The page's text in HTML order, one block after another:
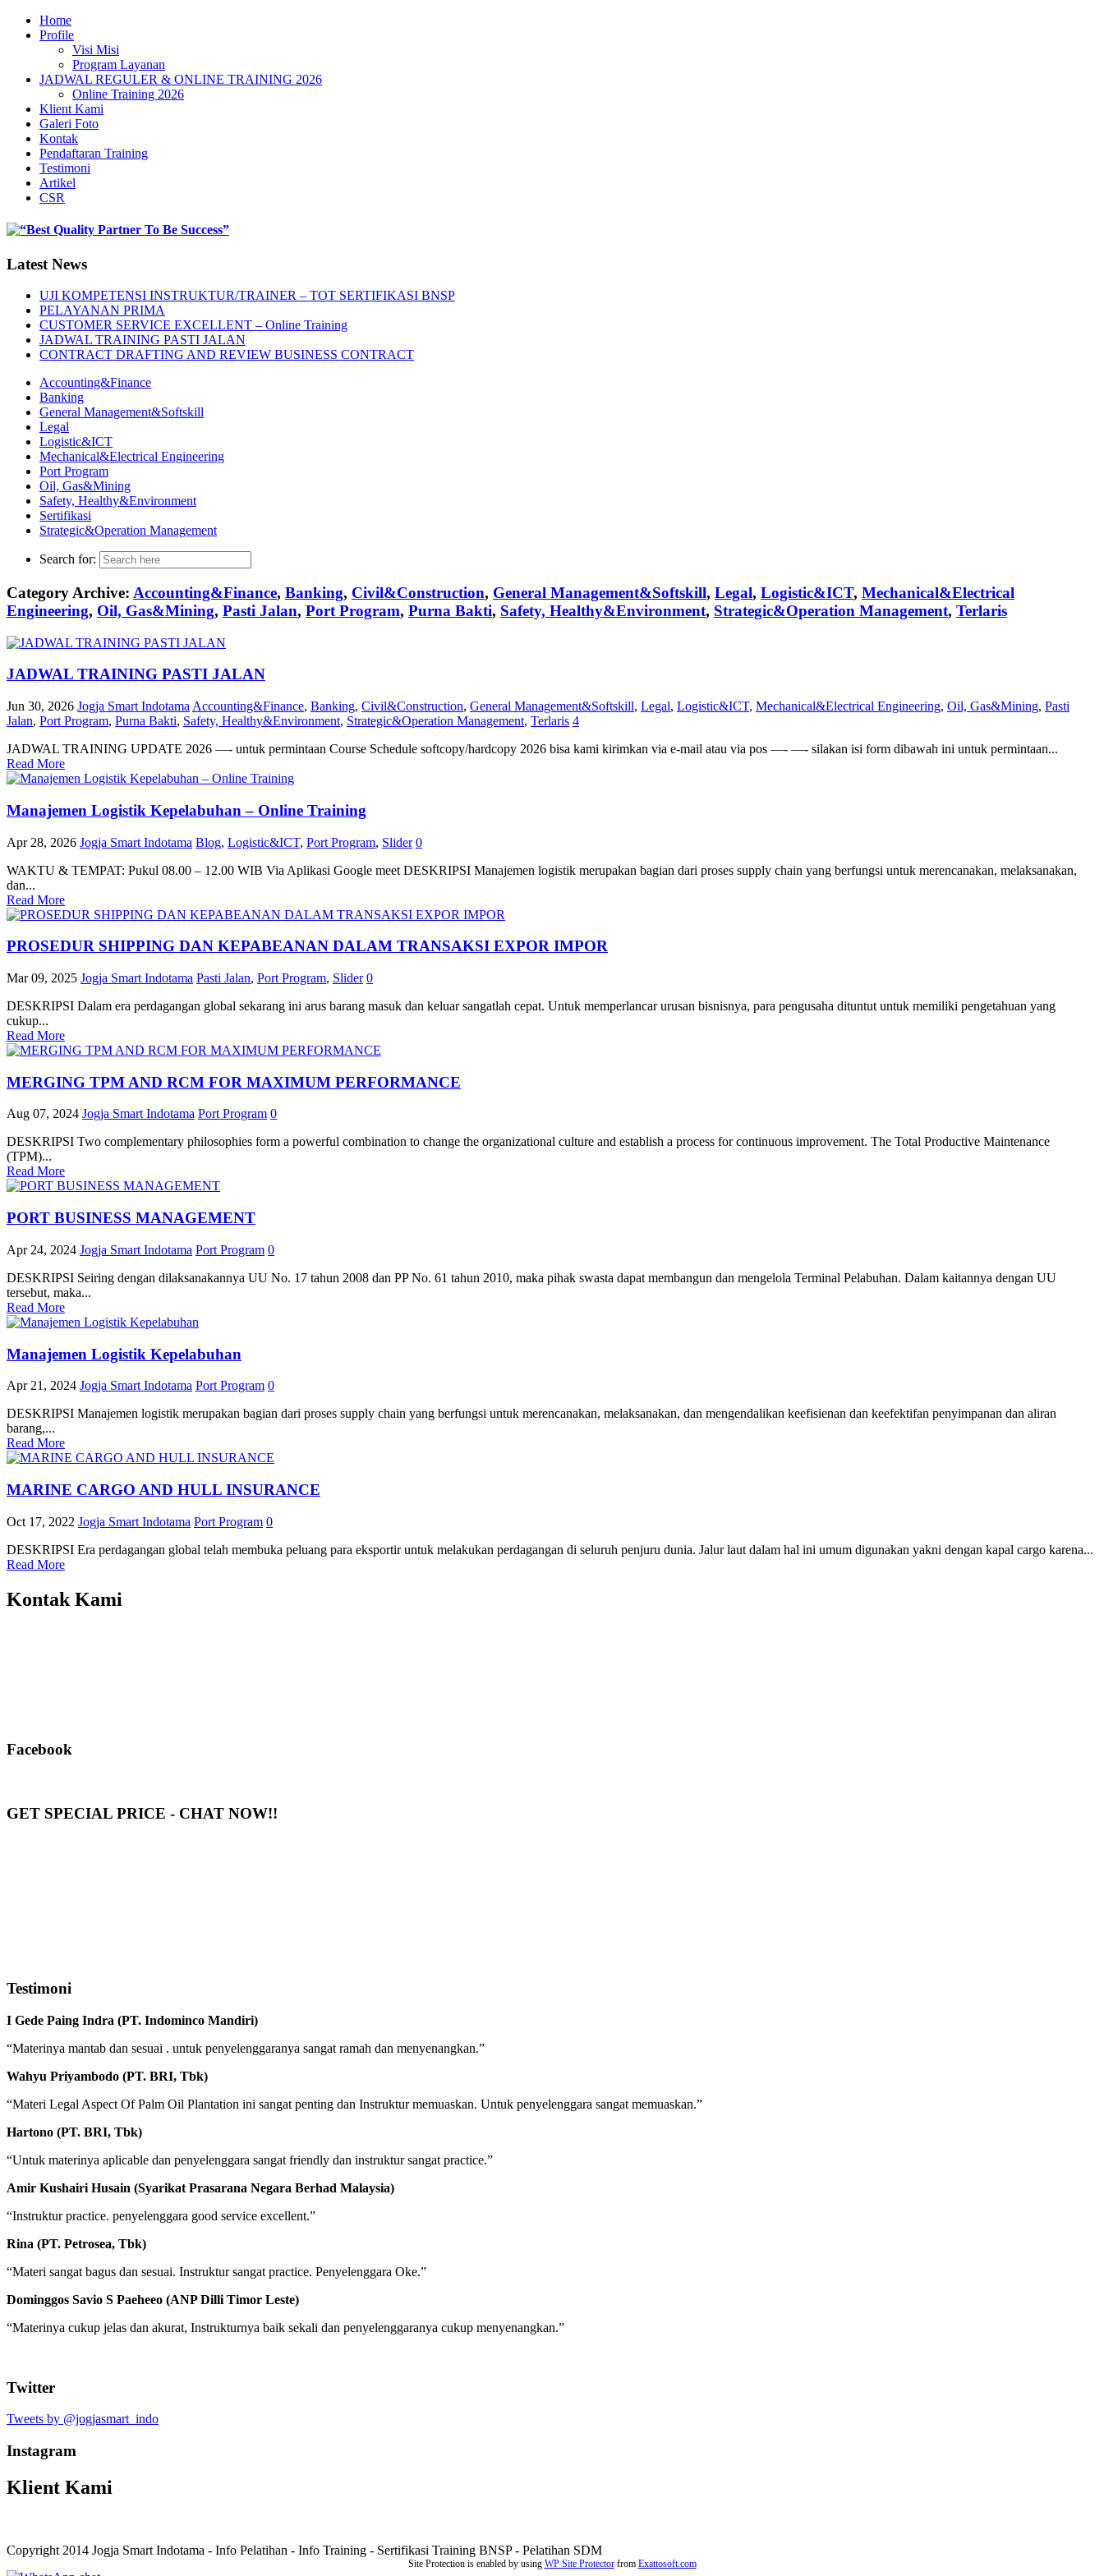
Home
Profile
Visi Misi
Program Layanan
JADWAL REGULER & ONLINE TRAINING 2026
Online Training 2026
Klient Kami
Galeri Foto
Kontak
Pendaftaran Training
Testimoni
Artikel
CSR
Latest News
UJI KOMPETENSI INSTRUKTUR/TRAINER – TOT SERTIFIKASI BNSP
PELAYANAN PRIMA
CUSTOMER SERVICE EXCELLENT – Online Training
JADWAL TRAINING PASTI JALAN
CONTRACT DRAFTING AND REVIEW BUSINESS CONTRACT
Accounting&Finance
Banking
General Management&Softskill
Legal
Logistic&ICT
Mechanical&Electrical Engineering
Port Program
Oil, Gas&Mining
Safety, Healthy&Environment
Sertifikasi
Strategic&Operation Management
Search for:
Category Archive: Accounting&Finance, Banking, Civil&Construction, General Management&Softskill, Legal, Logistic&ICT, Mechanical&Electrical
Engineering, Oil, Gas&Mining, Pasti Jalan, Port Program, Purna Bakti, Safety, Healthy&Environment, Strategic&Operation Management, Terlaris
JADWAL TRAINING PASTI JALAN
Jun 30, 2026 Jogja Smart Indotama Accounting&Finance, Banking, Civil&Construction, General Management&Softskill, Legal, Logistic&ICT, Mechanical&Electrical Engineering, Oil, Gas&Mining, Pasti
Jalan, Port Program, Purna Bakti, Safety, Healthy&Environment, Strategic&Operation Management, Terlaris 4
JADWAL TRAINING UPDATE 2026 —- untuk permintaan Course Schedule softcopy/hardcopy 2026 bisa kami kirimkan via e-mail atau via pos —- —- silakan isi form dibawah ini untuk permintaan...
Read More
Manajemen Logistik Kepelabuhan – Online Training
Apr 28, 2026 Jogja Smart Indotama Blog, Logistic&ICT, Port Program, Slider 0
WAKTU & TEMPAT: Pukul 08.00 – 12.00 WIB Via Aplikasi Google meet DESKRIPSI Manajemen logistik merupakan bagian dari proses supply chain yang berfungsi untuk merencanakan, melaksanakan,
dan...
Read More
PROSEDUR SHIPPING DAN KEPABEANAN DALAM TRANSAKSI EXPOR IMPOR
Mar 09, 2025 Jogja Smart Indotama Pasti Jalan, Port Program, Slider 0
DESKRIPSI Dalam era perdagangan global sekarang ini arus barang masuk dan keluar sangatlah cepat. Untuk memperlancar urusan bisnisnya, para pengusaha dituntut untuk memiliki pengetahuan yang
cukup...
Read More
MERGING TPM AND RCM FOR MAXIMUM PERFORMANCE
Aug 07, 2024 Jogja Smart Indotama Port Program 0
DESKRIPSI Two complementary philosophies form a powerful combination to change the organizational culture and establish a process for continuous improvement. The Total Productive Maintenance
(TPM)...
Read More
PORT BUSINESS MANAGEMENT
Apr 24, 2024 Jogja Smart Indotama Port Program 0
DESKRIPSI Seiring dengan dilaksanakannya UU No. 17 tahun 2008 dan PP No. 61 tahun 2010, maka pihak swasta dapat membangun dan mengelola Terminal Pelabuhan. Dalam kaitannya dengan UU
tersebut, maka...
Read More
Manajemen Logistik Kepelabuhan
Apr 21, 2024 Jogja Smart Indotama Port Program 0
DESKRIPSI Manajemen logistik merupakan bagian dari proses supply chain yang berfungsi untuk merencanakan, melaksanakan, dan mengendalikan keefisienan dan keefektifan penyimpanan dan aliran
barang,...
Read More
MARINE CARGO AND HULL INSURANCE
Oct 17, 2022 Jogja Smart Indotama Port Program 0
DESKRIPSI Era perdagangan global telah membuka peluang para eksportir untuk melakukan perdagangan di seluruh penjuru dunia. Jalur laut dalam hal ini umum digunakan yakni dengan kapal cargo karena...
Read More
Kontak Kami
Facebook
GET SPECIAL PRICE - CHAT NOW!!
Testimoni
I Gede Paing Indra (PT. Indominco Mandiri)
“Materinya mantab dan sesuai . untuk penyelenggaranya sangat ramah dan menyenangkan.”
Wahyu Priyambodo (PT. BRI, Tbk)
“Materi Legal Aspect Of Palm Oil Plantation ini sangat penting dan Instruktur memuaskan. Untuk penyelenggara sangat memuaskan.”
Hartono (PT. BRI, Tbk)
“Untuk materinya aplicable dan penyelenggara sangat friendly dan instruktur sangat practice.”
Amir Kushairi Husain (Syarikat Prasarana Negara Berhad Malaysia)
“Instruktur practice. penyelenggara good service excellent.”
Rina (PT. Petrosea, Tbk)
“Materi sangat bagus dan sesuai. Instruktur sangat practice. Penyelenggara Oke.”
Dominggos Savio S Paeheeo (ANP Dilli Timor Leste)
“Materinya cukup jelas dan akurat, Instrukturnya baik sekali dan penyelenggaranya cukup menyenangkan.”
Twitter
Tweets by @jogjasmart_indo
Instagram
Klient Kami
Copyright 2014 Jogja Smart Indotama - Info Pelatihan - Info Training - Sertifikasi Training BNSP - Pelatihan SDM
Site Protection is enabled by using WP Site Protectorfrom Exattosoft.com